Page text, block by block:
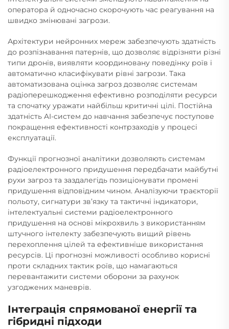
оператора й одночасно скорочують час реагування на
швидко змінювані загрози.
Архітектури нейронних мереж забезпечують здатність
до розпізнавання патернів, що дозволяє відрізняти різні
типи дронів, виявляти координовану поведінку роїв і
автоматично класифікувати рівні загрози. Така
автоматизована оцінка загроз дозволяє системам
радіоперешкодження ефективно розподіляти ресурси
та спочатку уражати найбільш критичні цілі. Постійна
здатність AI-систем до навчання забезпечує поступове
покращення ефективності контрзаходів у процесі
експлуатації.
Функції прогнозної аналітики дозволяють системам
радіоелектронного придушення передбачати майбутні
рухи загроз та заздалегідь позиціонувати промені
придушення відповідним чином. Аналізуючи траєкторії
польоту, сигнатури зв’язку та тактичні індикатори,
інтелектуальні системи радіоелектронного
придушення на основі мікрохвиль з використанням
штучного інтелекту забезпечують вищий рівень
перехоплення цілей та ефективніше використання
ресурсів. Ці прогнозні можливості особливо корисні
проти складних тактик роїв, що намагаються
перевантажити системи оборони за рахунок
узгоджених маневрів.
Інтеграція спрямованої енергії та
гібридні підходи